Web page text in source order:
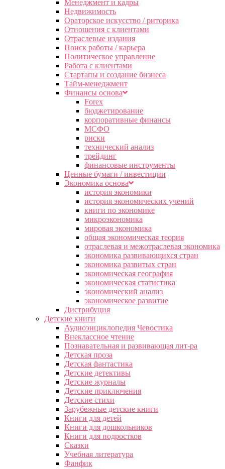
Менеджмент и кадры
Недвижимость
Ораторское искусство / риторика
Отношения с клиентами
Отраслевые издания
Поиск работы / карьера
Политическое управление
Работа с клиентами
Стартапы и создание бизнеса
Тайм-менеджмент
Финансы основа
Forex
бюджетирование
корпоративные финансы
МСФО
риски
технический анализ
трейдинг
финансовые инструменты
Ценные бумаги / инвестиции
Экономика основа
история экономики
история экономических учений
книги по экономике
микроэкономика
мировая экономика
общая экономическая теория
отраслевая и межотраслевая экономика
экономика развивающихся стран
экономика развитых стран
экономическая география
экономическая статистика
экономический анализ
экономическое развитие
Дистрибуция
Детские книги
Аудиоэнциклопедия Чевостика
Внеклассное чтение
Познавательная и развивающая лит-ра
Детская проза
Детская фантастика
Детские детективы
Детские журналы
Детские приключения
Детские стихи
Зарубежные детские книги
Книги для детей
Книги для дошкольников
Книги для подростков
Сказки
Учебная литература
Фанфик